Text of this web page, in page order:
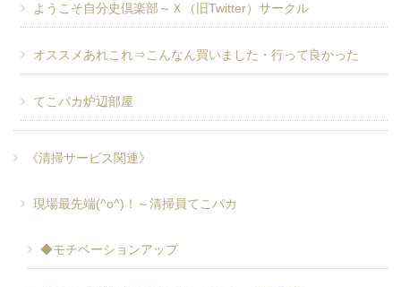
ようこそ自分史倶楽部～Ｘ（旧Twitter）サークル
オススメあれこれ⇒こんなん買いました・行って良かった
てこパカ炉辺部屋
《清掃サービス関連》
現場最先端(^o^)！～清掃員てこパカ
◆モチベーションアップ